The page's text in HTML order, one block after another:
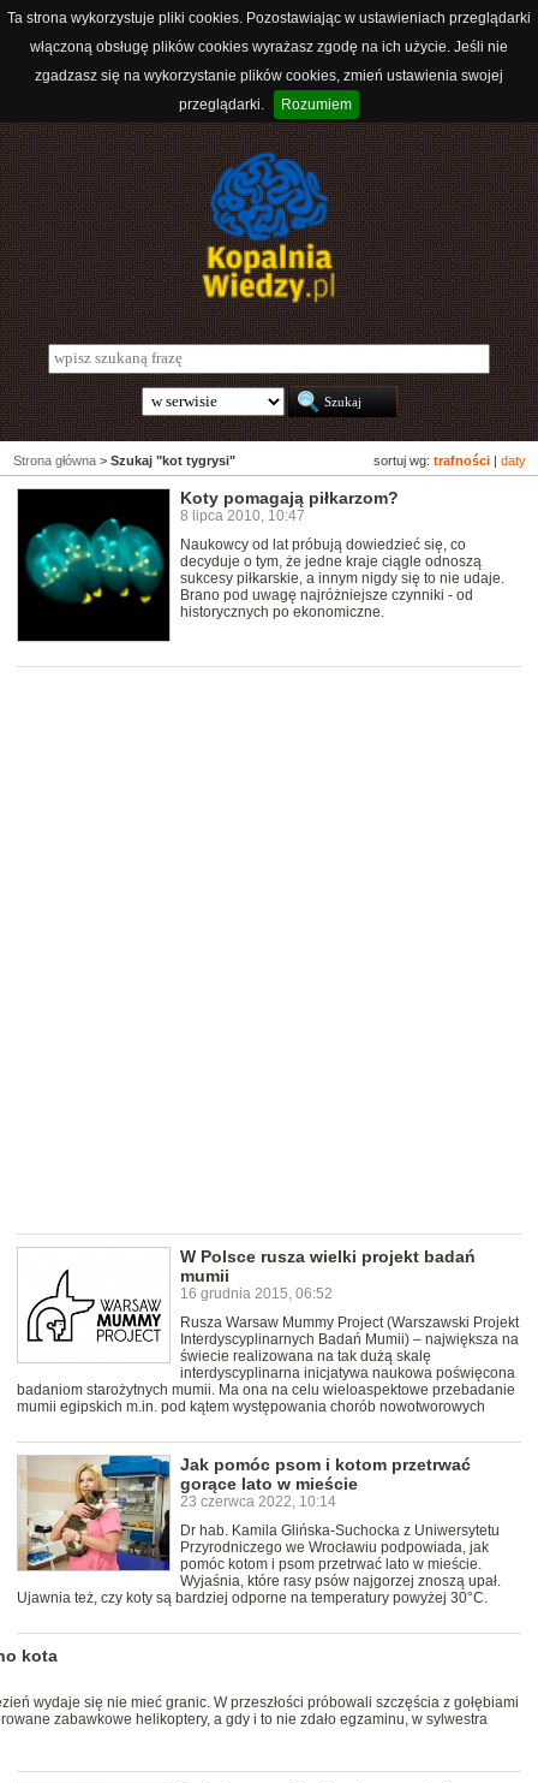
Ta strona wykorzystuje pliki cookies. Pozostawiając w ustawieniach przeglądarki
włączoną obsługę plików cookies wyrażasz zgodę na ich użycie. Jeśli nie
zgadzasz się na wykorzystanie plików cookies, zmień ustawienia swojej
przeglądarki.
Rozumiem
sortuj wg: trafności daty
Strona główna > Szukaj "kot tygrysi"
Koty pomagają piłkarzom?
8 lipca 2010, 10:47
Naukowcy od lat próbują dowiedzieć się, co
decyduje o tym, że jedne kraje ciągle odnoszą
sukcesy piłkarskie, a innym nigdy się to nie udaje.
Brano pod uwagę najróżniejsze czynniki - od
historycznych po ekonomiczne.
W Polsce rusza wielki projekt badań
mumii
16 grudnia 2015, 06:52
Rusza Warsaw Mummy Project (Warszawski Projekt
Interdyscyplinarnych Badań Mumii) – największa na
świecie realizowana na tak dużą skalę
interdyscyplinarna inicjatywa naukowa poświęcona
badaniom starożytnych mumii. Ma ona na celu wieloaspektowe przebadanie
mumii egipskich m.in. pod kątem występowania chorób nowotworowych
Jak pomóc psom i kotom przetrwać
gorące lato w mieście
23 czerwca 2022, 10:14
Dr hab. Kamila Glińska-Suchocka z Uniwersytetu
Przyrodniczego we Wrocławiu podpowiada, jak
pomóc kotom i psom przetrwać lato w mieście.
Wyjaśnia, które rasy psów najgorzej znoszą upał.
Ujawnia też, czy koty są bardziej odporne na temperatury powyżej 30°C.
kota
wydaje się nie mieć granic. W przeszłości próbowali szczęścia z gołębiami
zabawkowe helikoptery, a gdy i to nie zdało egzaminu, w sylwestra